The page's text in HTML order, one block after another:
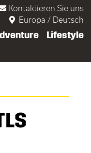
Kontaktieren Sie uns
Europa / Deutsch
Lifestyle